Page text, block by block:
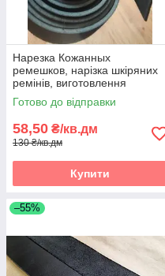
Нарезка Кожанных
ремешков, нарізка шкіряних
ремінів, виготовлення
шкіряних ремішків, Нарізка
полос зі шкіри
Готово до відправки
58,50 ₴/кв.дм
130 ₴/кв.дм
Купити
–55%